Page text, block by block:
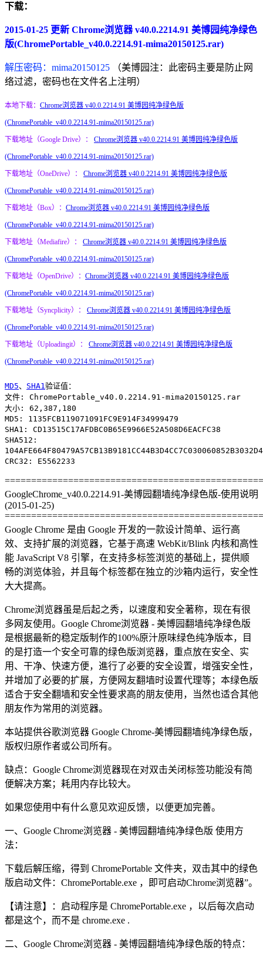
下载：
2015-01-25 更新 Chrome浏览器 v40.0.2214.91 美博园纯净绿色
版(ChromePortable_v40.0.2214.91-mima20150125.rar)
解压密码：mima20150125 （美博园注：此密码主要是防止网
络过滤，密码也在文件名上注明）
本地下载： Chrome浏览器 v40.0.2214.91 美博园纯净绿色版
(ChromePortable_v40.0.2214.91-mima20150125.rar)
下载地址（Google Drive）： Chrome浏览器 v40.0.2214.91 美博园纯净绿色版
(ChromePortable_v40.0.2214.91-mima20150125.rar)
下载地址（OneDrive）： Chrome浏览器 v40.0.2214.91 美博园纯净绿色版
(ChromePortable_v40.0.2214.91-mima20150125.rar)
下载地址（Box）： Chrome浏览器 v40.0.2214.91 美博园纯净绿色版
(ChromePortable_v40.0.2214.91-mima20150125.rar)
下载地址（Mediafire）： Chrome浏览器 v40.0.2214.91 美博园纯净绿色版
(ChromePortable_v40.0.2214.91-mima20150125.rar)
下载地址（OpenDrive）： Chrome浏览器 v40.0.2214.91 美博园纯净绿色版
(ChromePortable_v40.0.2214.91-mima20150125.rar)
下载地址（Syncplicity）： Chrome浏览器 v40.0.2214.91 美博园纯净绿色版
(ChromePortable_v40.0.2214.91-mima20150125.rar)
下载地址（Uploadingit）： Chrome浏览器 v40.0.2214.91 美博园纯净绿色版
(ChromePortable_v40.0.2214.91-mima20150125.rar)
MD5、 SHA1 验证值：
文件: ChromePortable_v40.0.2214.91-mima20150125.rar
大小: 62,387,180
MD5: 1135FCB119071091FC9E914F34999479
SHA1: CD13515C17AFDBC0B65E9966E52A508D6EACFC38
SHA512:
CRC32: E5562233
GoogleChrome_v40.0.2214.91-美博园翻墙纯净绿色版-使用说明
(2015-01-25)
Google Chrome 是由 Google 开发的一款设计简单、运行高
效、支持扩展的浏览器，它基于高速 WebKit/Blink 内核和高性
能 JavaScript V8 引擎，在支持多标签浏览的基础上，提供顺
畅的浏览体验，并且每个标签都在独立的沙箱内运行，安全性
大大提高。
Chrome浏览器虽是后起之秀，以速度和安全著称，现在有很
多网友使用。Google Chrome浏览器 - 美博园翻墙纯净绿色版
是根据最新的稳定版制作的100%原汁原味绿色纯净版本，目
的是打造一个安全可靠的绿色版浏览器，重点放在安全、实
用、干净、快速方便，進行了必要的安全设置，增强安全性，
并增加了必要的扩展，方便网友翻墙时设置代理等；本绿色版
适合于安全翻墙和安全性要求高的朋友使用，当然也适合其他
朋友作为常用的浏览器。
本站提供谷歌浏览器 Google Chrome-美博园翻墙纯净绿色版，
版权归原作者或公司所有。
缺点：Google Chrome浏览器现在对双击关闭标签功能没有简
便解决方案；耗用内存比较大。
如果您使用中有什么意见欢迎反馈，以便更加完善。
一、Google Chrome浏览器 - 美博园翻墙纯净绿色版 使用方
法：
下载后解压缩，得到 ChromePortable 文件夹，双击其中的绿色
版启动文件：ChromePortable.exe ，即可启动Chrome浏览器”。
【请注意】：启动程序是 ChromePortable.exe ，以后每次启动
都是这个，而不是 chrome.exe .
二、Google Chrome浏览器 - 美博园翻墙纯净绿色版的特点：